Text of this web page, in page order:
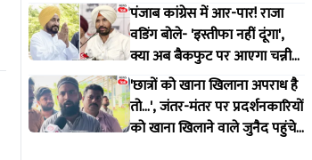
पंजाब कांग्रेस में आर-पार! राजा
वडिंग बोले- 'इस्तीफा नहीं दूंगा',
क्या अब बैकफुट पर आएगा चन्नी
खेमा?
'छात्रों को खाना खिलाना अपराध है
तो...', जंतर-मंतर पर प्रदर्शनकारियों
को खाना खिलाने वाले जुनैद पहुंचे